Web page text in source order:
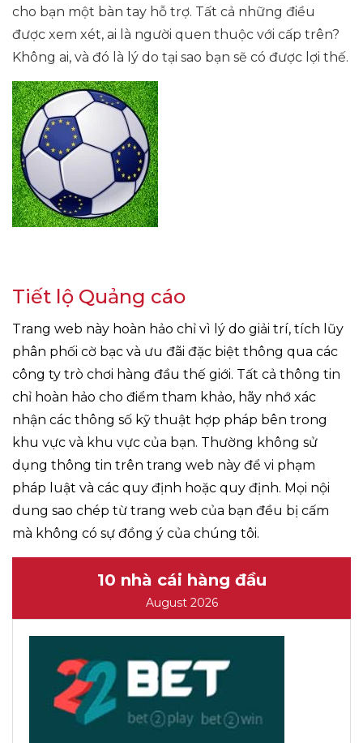
cho bạn một bàn tay hỗ trợ. Tất cả những điều
được xem xét, ai là người quen thuộc với cấp trên?
Không ai, và đó là lý do tại sao bạn sẽ có được lợi thế.
Tiết lộ Quảng cáo
Trang web này hoàn hảo chỉ vì lý do giải trí, tích lũy
phân phối cờ bạc và ưu đãi đặc biệt thông qua các
công ty trò chơi hàng đầu thế giới. Tất cả thông tin
chỉ hoàn hảo cho điểm tham khảo, hãy nhớ xác
nhận các thông số kỹ thuật hợp pháp bên trong
khu vực và khu vực của bạn. Thường không sử
dụng thông tin trên trang web này để vi phạm
pháp luật và các quy định hoặc quy định. Mọi nội
dung sao chép từ trang web của bạn đều bị cấm
mà không có sự đồng ý của chúng tôi.
10 nhà cái hàng đầu
August 2026